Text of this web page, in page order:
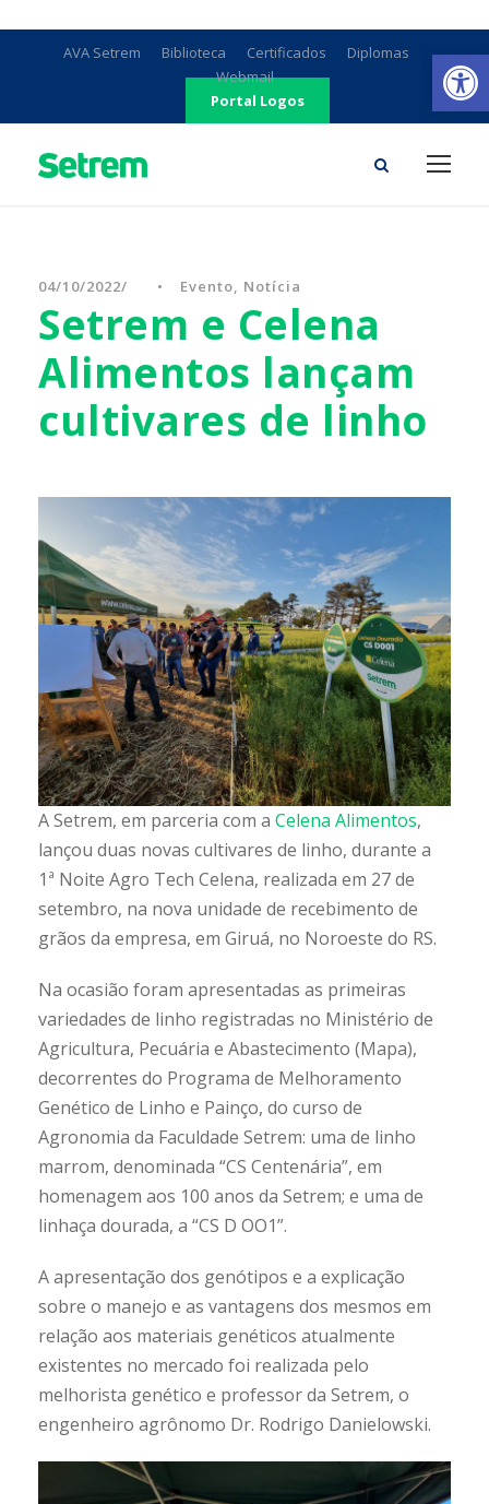
AVA Setrem Biblioteca Certificados
Diplomas
Webmail
Portal Logos
04/10/2022 • Evento, Notícia
Setrem e Celena
Alimentos lançam
cultivares de linho
A Setrem, em parceria com a Celena Alimentos,
lançou duas novas cultivares de linho, durante a
1ª Noite Agro Tech Celena, realizada em 27 de
setembro, na nova unidade de recebimento de
grãos da empresa, em Giruá, no Noroeste do RS.
Na ocasião foram apresentadas as primeiras
variedades de linho registradas no Ministério de
Agricultura, Pecuária e Abastecimento (Mapa),
decorrentes do Programa de Melhoramento
Genético de Linho e Painço, do curso de
Agronomia da Faculdade Setrem: uma de linho
marrom, denominada “CS Centenária”, em
homenagem aos 100 anos da Setrem; e uma de
linhaça dourada, a “CS D OO1”.
A apresentação dos genótipos e a explicação
sobre o manejo e as vantagens dos mesmos em
relação aos materiais genéticos atualmente
existentes no mercado foi realizada pelo
melhorista genético e professor da Setrem, o
engenheiro agrônomo Dr. Rodrigo Danielowski.